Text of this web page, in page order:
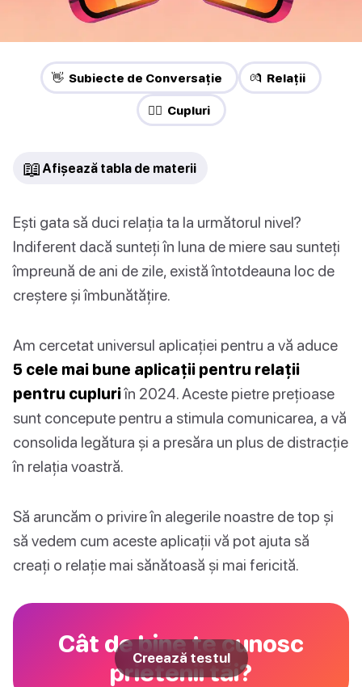
👋 Subiecte de Conversație 💏 Relații
❤️‍🔥 Cupluri
📖 Afișează tabla de materii
Ești gata să duci relația ta la următorul nivel?
Indiferent dacă sunteți în luna de miere sau sunteți
împreună de ani de zile, există întotdeauna loc de
creștere și îmbunătățire.
Am cercetat universul aplicației pentru a vă aduce
5 cele mai bune aplicații pentru relații
pentru cupluriîn 2024. Aceste pietre prețioase
sunt concepute pentru a stimula comunicarea, a vă
consolida legătura și a presăra un plus de distracție
în relația voastră.
Să aruncăm o privire în alegerile noastre de top și
să vedem cum aceste aplicații vă pot ajuta să
creați o relație mai sănătoasă și mai fericită.
Cât de bine te cunosc
prietenii tăi?
Creează testul